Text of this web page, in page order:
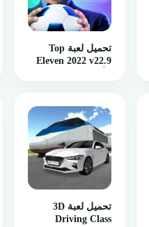
تحميل لعبة Top
Eleven 2022 v22.9
تحميل لعبة 3D
Driving Class